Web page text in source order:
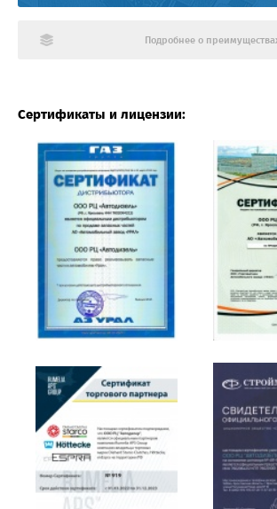
Подробнее о
Сертификаты и лицензии: